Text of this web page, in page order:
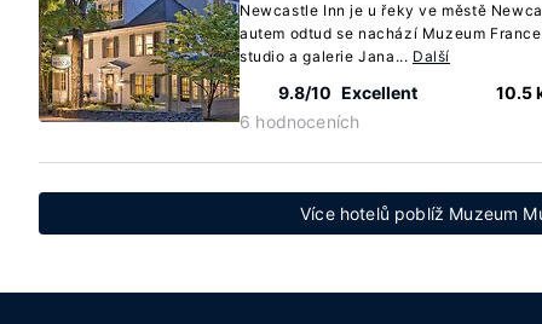
Newcastle Inn je u řeky ve městě
autem odtud se nachází Muzeum
studio a galerie Jana... Další
9.8/10 Excellent
6 hodnoceních
10.5
Více hotelů poblíž Muzeum